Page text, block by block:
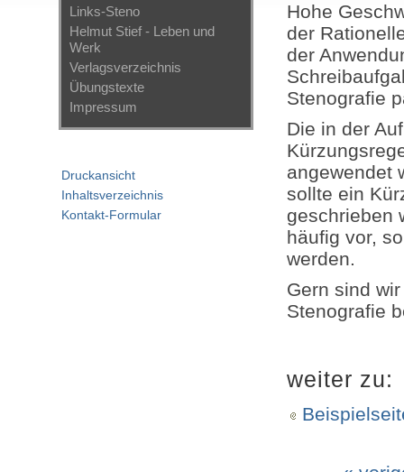
Links-Steno
Helmut Stief - Leben und
Werk
Verlagsverzeichnis
Übungstexte
Impressum
Druckansicht
Inhaltsverzeichnis
Kontakt-Formular
Hohe
der
der
Stenografie
Die in der
angewendet
sollte ein
geschrieben
häufig vor,
werden.
Gern sind
Stenografie
weiter zu: